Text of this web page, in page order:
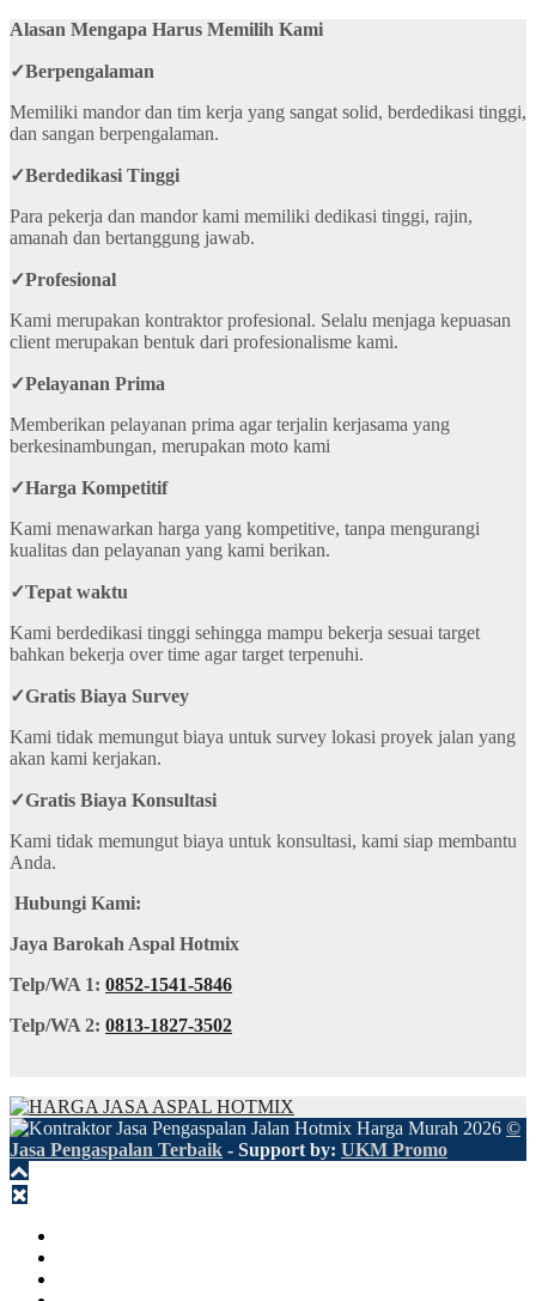
Alasan Mengapa Harus Memilih Kami
✓Berpengalaman
Memiliki mandor dan tim kerja yang sangat solid, berdedikasi tinggi,
dan sangan berpengalaman.
✓Berdedikasi Tinggi
Para pekerja dan mandor kami memiliki dedikasi tinggi, rajin,
amanah dan bertanggung jawab.
✓Profesional
Kami merupakan kontraktor profesional. Selalu menjaga kepuasan
client merupakan bentuk dari profesionalisme kami.
✓Pelayanan Prima
Memberikan pelayanan prima agar terjalin kerjasama yang
berkesinambungan, merupakan moto kami
✓Harga Kompetitif
Kami menawarkan harga yang kompetitive, tanpa mengurangi
kualitas dan pelayanan yang kami berikan.
✓Tepat waktu
Kami berdedikasi tinggi sehingga mampu bekerja sesuai target
bahkan bekerja over time agar target terpenuhi.
✓Gratis Biaya Survey
Kami tidak memungut biaya untuk survey lokasi proyek jalan yang
akan kami kerjakan.
✓Gratis Biaya Konsultasi
Kami tidak memungut biaya untuk konsultasi, kami siap membantu
Anda.
Hubungi Kami:
Jaya Barokah Aspal Hotmix
Telp/WA 1: 0852-1541-5846
Telp/WA 2: 0813-1827-3502
©
Jasa Pengaspalan Terbaik - Support by: UKM Promo